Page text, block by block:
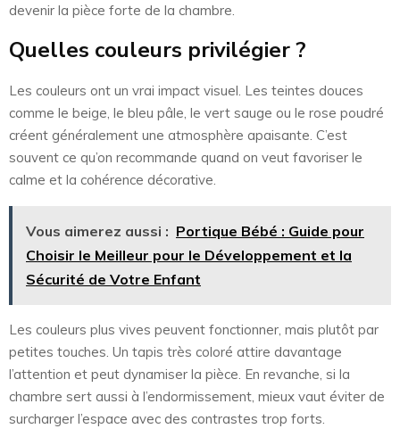
devenir la pièce forte de la chambre.
Quelles couleurs privilégier ?
Les couleurs ont un vrai impact visuel. Les teintes douces
comme le beige, le bleu pâle, le vert sauge ou le rose poudré
créent généralement une atmosphère apaisante. C’est
souvent ce qu’on recommande quand on veut favoriser le
calme et la cohérence décorative.
Vous aimerez aussi : Portique Bébé : Guide pour
Choisir le Meilleur pour le Développement et la
Sécurité de Votre Enfant
Les couleurs plus vives peuvent fonctionner, mais plutôt par
petites touches. Un tapis très coloré attire davantage
l’attention et peut dynamiser la pièce. En revanche, si la
chambre sert aussi à l’endormissement, mieux vaut éviter de
surcharger l’espace avec des contrastes trop forts.